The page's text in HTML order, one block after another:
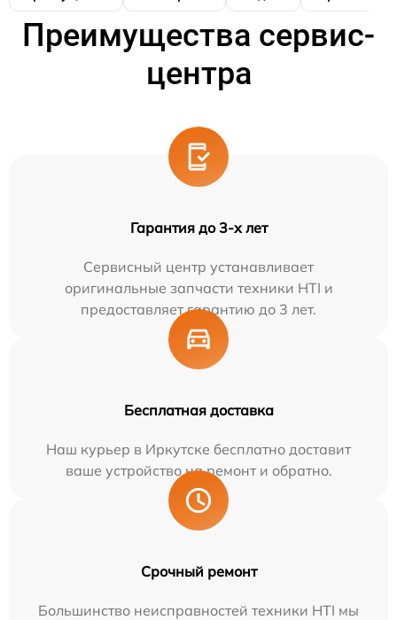
Преимущества сервис-
центра
Гарантия до 3-х лет
Сервисный центр устанавливает
оригинальные запчасти техники HTI и
предоставляет гарантию до 3 лет.
Бесплатная доставка
Наш курьер в Иркутске бесплатно доставит
ваше устройство на ремонт и обратно.
Срочный ремонт
Большинство неисправностей техники HTI мы